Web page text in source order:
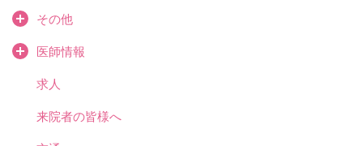
その他
医師情報
求人
来院者の皆様へ